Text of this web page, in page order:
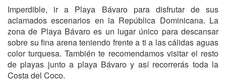
Imperdible, ir a Playa Bávaro para disfrutar de sus
aclamados escenarios en la República Dominicana. La
zona de Playa Bávaro es un lugar único para descansar
sobre su fina arena teniendo frente a ti a las cálidas aguas
color turquesa. También te recomendamos visitar el resto
de playas junto a playa Bávaro y así recorrerás toda la
Costa del Coco.